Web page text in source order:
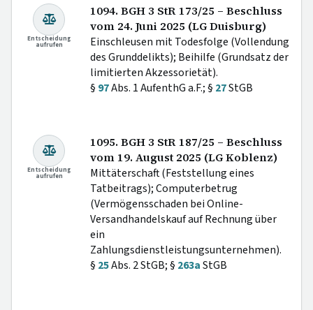
Entscheidung
aufrufen
1094. BGH 3 StR 173/25 – Beschluss
vom 24. Juni 2025 (LG Duisburg)
Einschleusen mit Todesfolge (Vollendung
des Grunddelikts); Beihilfe (Grundsatz der
limitierten Akzessorietät).
§ 97Abs. 1 AufenthG a.F.; § 27StGB
Entscheidung
aufrufen
1095. BGH 3 StR 187/25 – Beschluss
vom 19. August 2025 (LG Koblenz)
Mittäterschaft (Feststellung eines
Tatbeitrags); Computerbetrug
(Vermögensschaden bei Online-
Versandhandelskauf auf Rechnung über
ein
Zahlungsdienstleistungsunternehmen).
§ 25Abs. 2 StGB; § 263aStGB